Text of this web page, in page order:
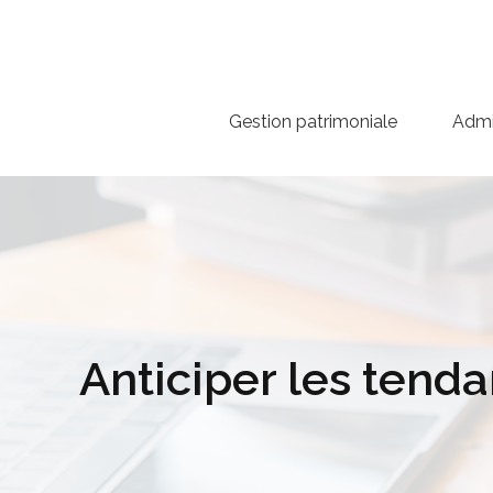
Gestion patrimoniale
Anticiper les